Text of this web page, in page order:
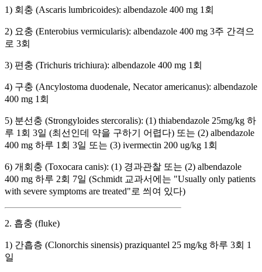
1) 회충 (Ascaris lumbricoides): albendazole 400 mg 1회
2) 요충 (Enterobius vermicularis): albendazole 400 mg 3주 간격으
로 3회
3) 편충 (Trichuris trichiura): albendazole 400 mg 1회
4) 구충 (Ancylostoma duodenale, Necator americanus): albendazole
400 mg 1회
5) 분선충 (Strongyloides stercoralis): (1) thiabendazole 25mg/kg 하
루 1회 3일 (최선인데 약을 구하기 어렵다) 또는 (2) albendazole
400 mg 하루 1회 3일 또는 (3) ivermectin 200 ug/kg 1회
6) 개회충 (Toxocara canis): (1) 경과관찰 또는 (2) albendazole
400 mg 하루 2회 7일 (Schmidt 교과서에는 "Usually only patients
with severe symptoms are treated"로 씌여 있다)
2. 흡충 (fluke)
1) 간흡층 (Clonorchis sinensis) praziquantel 25 mg/kg 하루 3회 1
일